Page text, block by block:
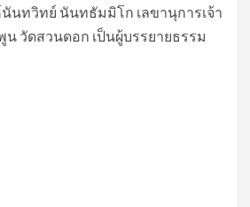
นทวิทย์ นันทธัมมิโก เลขานุการเจ้า
วัดสวนดอก เป็นผู้บรรยายธรรม